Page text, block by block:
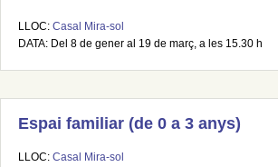
LLOC: Casal Mira-sol
DATA: Del 8 de gener al 19 de març, a les 15.30 h
Espai familiar (de 0 a 3 anys)
LLOC: Casal Mira-sol